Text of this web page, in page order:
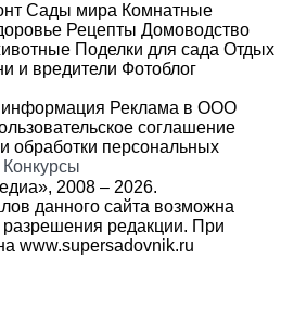
Сады мира Комнатные
Рецепты Домоводство
Поделки для сада Отдых
и вредители Фотоблог
информация Реклама в ООО
соглашение
обработки персональных
Конкурсы
2008 – 2026.
данного сайта возможна
разрешения редакции. При
www.supersadovnik.ru